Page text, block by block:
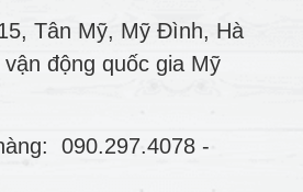
Tân Mỹ, Mỹ Đình, Hà
động quốc gia Mỹ
090.297.4078 -